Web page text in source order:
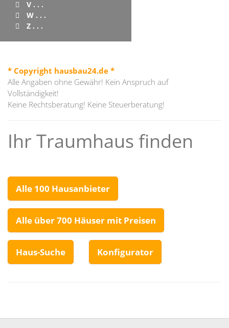
V . . .
W . . .
Z . . .
* Copyright hausbau24.de *
Alle Angaben ohne Gewähr! Kein Anspruch auf
Vollständigkeit!
Keine Rechtsberatung! Keine Steuerberatung!
Ihr Traumhaus finden
Alle 100 Hausanbieter
Alle über 700 Häuser mit Preisen
Haus-Suche Konfigurator